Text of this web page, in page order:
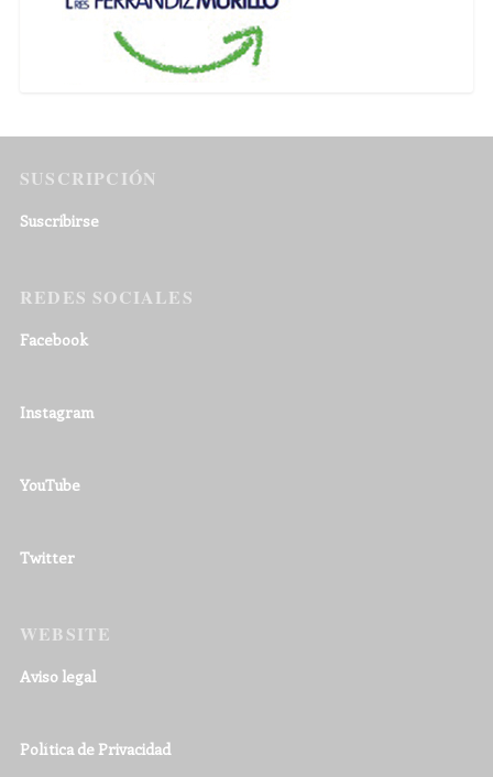
SUSCRIPCIÓN
Suscribirse
REDES SOCIALES
Facebook
Instagram
YouTube
Twitter
WEBSITE
Aviso legal
Política de Privacidad